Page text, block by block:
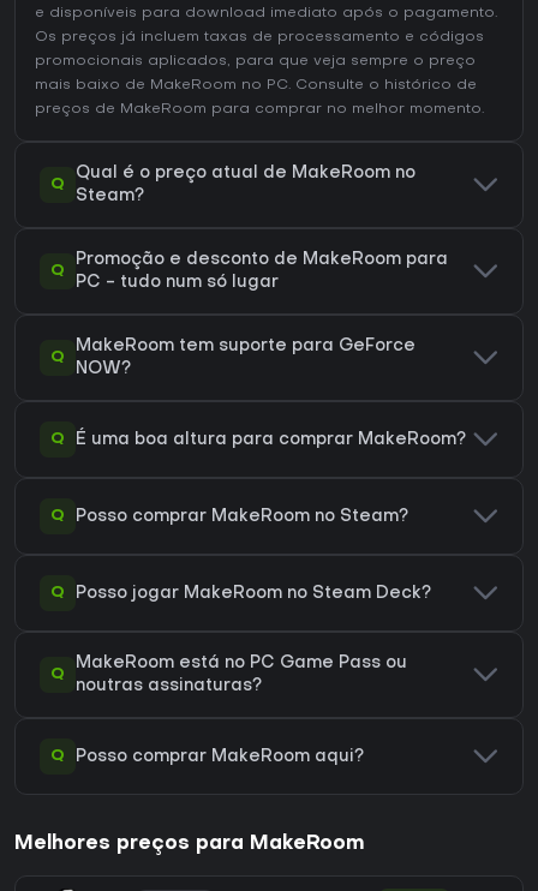
e disponíveis para download imediato após o pagamento.
Os preços já incluem taxas de processamento e códigos
promocionais aplicados, para que veja sempre o preço
mais baixo de MakeRoom no PC. Consulte o histórico de
preços de MakeRoom para comprar no melhor momento.
Q
Qual é o preço atual de MakeRoom no
Steam?
Q
Promoção e desconto de MakeRoom para
PC - tudo num só lugar
Q
MakeRoom tem suporte para GeForce
NOW?
Q É uma boa altura para comprar MakeRoom?
Q Posso comprar MakeRoom no Steam?
Q Posso jogar MakeRoom no Steam Deck?
Q
MakeRoom está no PC Game Pass ou
noutras assinaturas?
Q Posso comprar MakeRoom aqui?
Melhores preços para MakeRoom